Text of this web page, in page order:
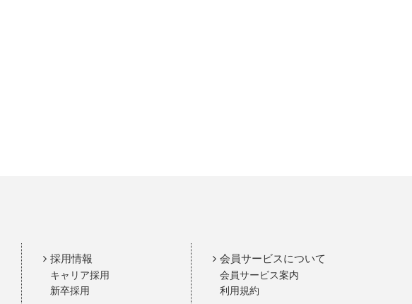
採用情報
キャリア採用
新卒採用
会員サービスについて
会員サービス案内
利用規約